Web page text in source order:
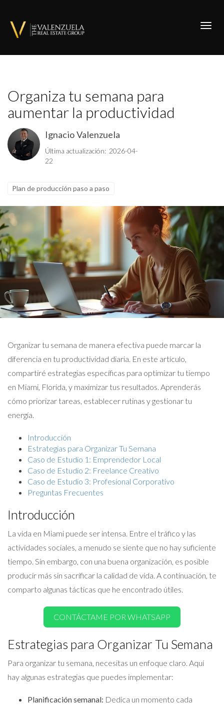
Organiza tu semana para
aumentar la productividad
Ignacio Valenzuela
Última actualización: 2026-04-
22
Plan de producción paso a paso
Organizar tu semana de manera efectiva puede marcar la
diferencia en tu productividad diaria. En este artículo,
compartiré estrategias específicas para optimizar tu tiempo
en Miami, Florida, y maximizar tus resultados. Aprenderás
cómo priorizar tareas, establecer rutinas y gestionar tu
energía.
Introducción
Estrategias para Organizar Tu Semana
Caso de Estudio 1: Emprendedor Local
Caso de Estudio 2: Freelance Creativo
Caso de Estudio 3: Profesional Corporativo
Preguntas Frecuentes
Introducción
La vida en Miami puede ser intensa. Entre el tráfico y las
actividades sociales, a menudo se siente que no hay suficiente
tiempo. Sin embargo, con una buena organización, es posible
producir más sin sacrificar la calidad de vida. A continuación, te
comparto algunas tácticas que he encontrado útiles.
CONTÁCTAME POR WHATSAPP
Estrategias para Organizar Tu Semana
Para organizar tu semana, necesitas un enfoque claro. Aquí
hay algunas estrategias que puedes implementar:
Planificación semanal: Dedica un momento cada